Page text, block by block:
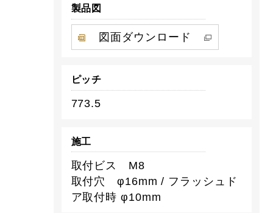
製品図
図面ダウンロード
ピッチ
773.5
施工
取付ビス M8
取付穴 φ16mm / フラッシュド
ア取付時 φ10mm